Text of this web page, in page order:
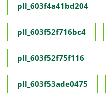
pll_603f4a41bd204
pll_603f52f716bc4
pll_603f52f75f116
pll_603f53ade0475